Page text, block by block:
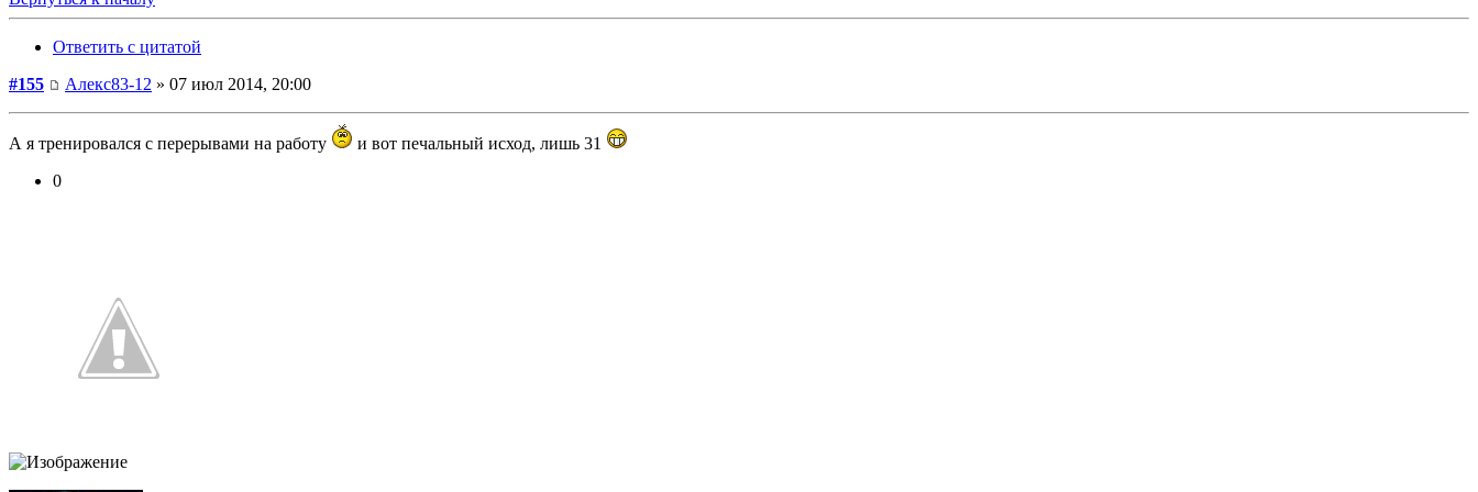
Ответить с цитатой
#155
Алекс83-12 » 07 июл 2014, 20:00
А я тренировался с перерывами на работу
и вот печальный исход, лишь 31
0